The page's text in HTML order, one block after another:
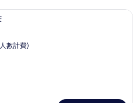
標準客房, 1 張加大雙人床 | 書桌、免
數計費)